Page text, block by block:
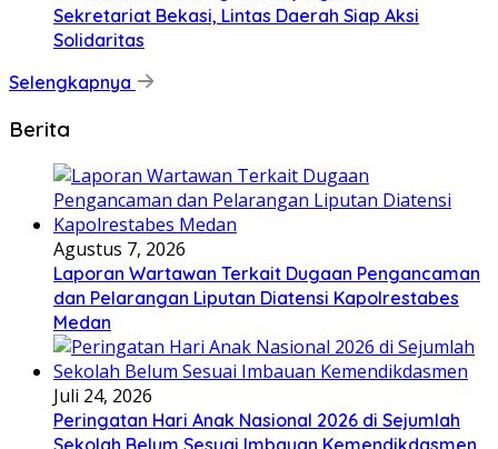
Sekretariat Bekasi, Lintas Daerah Siap Aksi
Solidaritas
Selengkapnya
Berita
Agustus 7, 2026
Laporan Wartawan Terkait Dugaan Pengancaman
dan Pelarangan Liputan Diatensi Kapolrestabes
Medan
Juli 24, 2026
Peringatan Hari Anak Nasional 2026 di Sejumlah
Sekolah Belum Sesuai Imbauan Kemendikdasmen